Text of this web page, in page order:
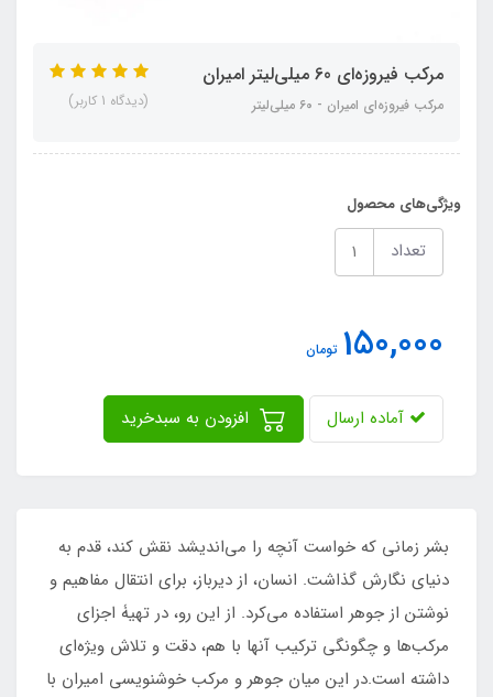
مرکب فیروزه‌ای 60 میلی‌لیتر امیران
مرکب فیروزه‌ای امیران - ۶۰ میلی‌لیتر (دیدگاه 1 کاربر)
ویژگی‌های محصول
تعداد
150,000 تومان
آماده ارسال
بشر زمانی که خواست آنچه را می‌اندیشد نقش کند، قدم به
دنیای نگارش گذاشت. انسان، از دیرباز، برای انتقال مفاهیم و
نوشتن از جوهر استفاده می‌کرد. از این رو، در تهیۀ اجزای
مرکب‌ها و چگونگی ترکیب آنها با هم، دقت و تلاش ویژه‌ای
داشته است.در این میان جوهر و مرکب خوشنویسی امیران با